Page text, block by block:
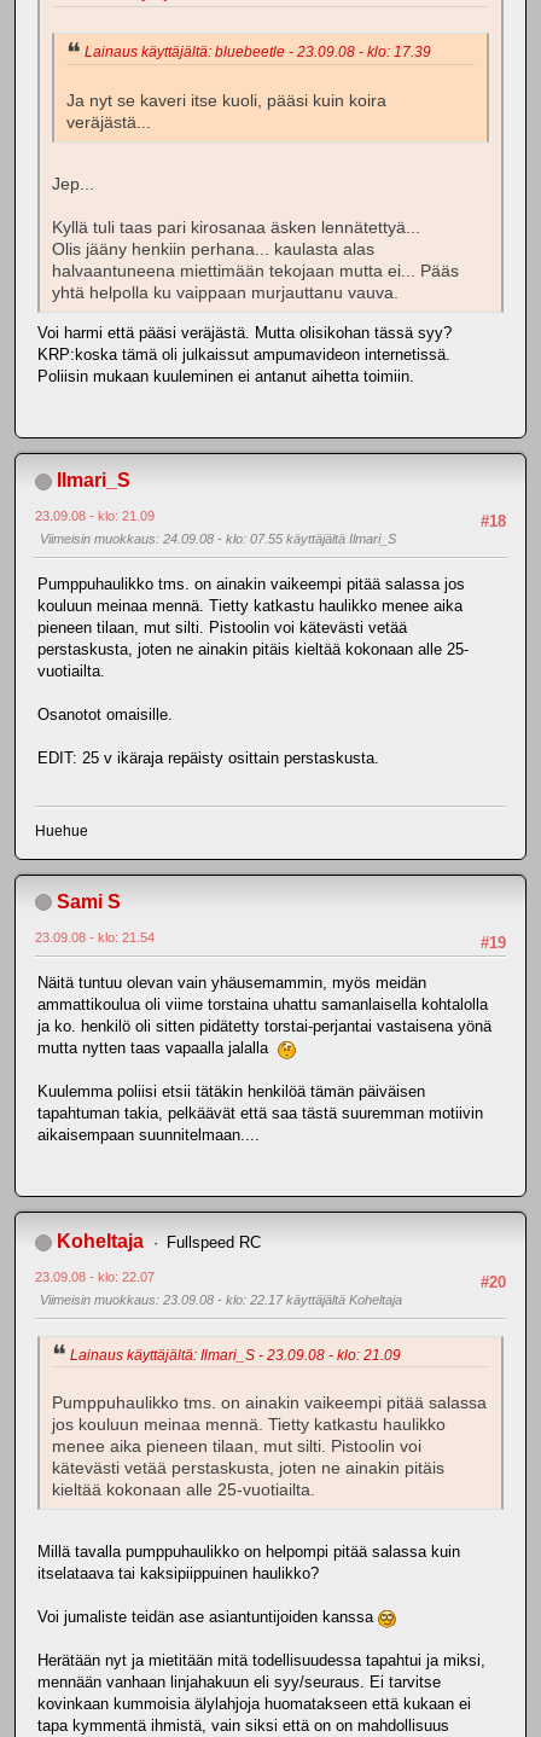
Lainaus käyttäjältä: bluebeetle - 23.09.08 - klo: 17.39
Ja nyt se kaveri itse kuoli, pääsi kuin koira
veräjästä...
Jep...
Kyllä tuli taas pari kirosanaa äsken lennätettyä...
Olis jääny henkiin perhana... kaulasta alas
halvaantuneena miettimään tekojaan mutta ei... Pääs
yhtä helpolla ku vaippaan murjauttanu vauva.
Voi harmi että pääsi veräjästä. Mutta olisikohan tässä syy?
KRP:koska tämä oli julkaissut ampumavideon internetissä.
Poliisin mukaan kuuleminen ei antanut aihetta toimiin.
Ilmari_S
#18
23.09.08 - klo: 21.09
Viimeisin muokkaus: 24.09.08 - klo: 07.55 käyttäjältä Ilmari_S
Pumppuhaulikko tms. on ainakin vaikeempi pitää salassa jos
kouluun meinaa mennä. Tietty katkastu haulikko menee aika
pieneen tilaan, mut silti. Pistoolin voi kätevästi vetää
perstaskusta, joten ne ainakin pitäis kieltää kokonaan alle 25-
vuotiailta.
Osanotot omaisille.
EDIT: 25 v ikäraja repäisty osittain perstaskusta.
Huehue
Sami S
#19
23.09.08 - klo: 21.54
Näitä tuntuu olevan vain yhäusemammin, myös meidän
ammattikoulua oli viime torstaina uhattu samanlaisella kohtalolla
ja ko. henkilö oli sitten pidätetty torstai-perjantai vastaisena yönä
mutta nytten taas vapaalla jalalla
Kuulemma poliisi etsii tätäkin henkilöä tämän päiväisen
tapahtuman takia, pelkäävät että saa tästä suuremman motiivin
aikaisempaan suunnitelmaan....
Koheltaja Fullspeed RC
#20
23.09.08 - klo: 22.07
Viimeisin muokkaus: 23.09.08 - klo: 22.17 käyttäjältä Koheltaja
Lainaus käyttäjältä: Ilmari_S - 23.09.08 - klo: 21.09
Pumppuhaulikko tms. on ainakin vaikeempi pitää salassa
jos kouluun meinaa mennä. Tietty katkastu haulikko
menee aika pieneen tilaan, mut silti. Pistoolin voi
kätevästi vetää perstaskusta, joten ne ainakin pitäis
kieltää kokonaan alle 25-vuotiailta.
Millä tavalla pumppuhaulikko on helpompi pitää salassa kuin
itselataava tai kaksipiippuinen haulikko?
Voi jumaliste teidän ase asiantuntijoiden kanssa
Herätään nyt ja mietitään mitä todellisuudessa tapahtui ja miksi,
mennään vanhaan linjahakuun eli syy/seuraus. Ei tarvitse
kovinkaan kummoisia älylahjoja huomatakseen että kukaan ei
tapa kymmentä ihmistä, vain siksi että on on mahdollisuus